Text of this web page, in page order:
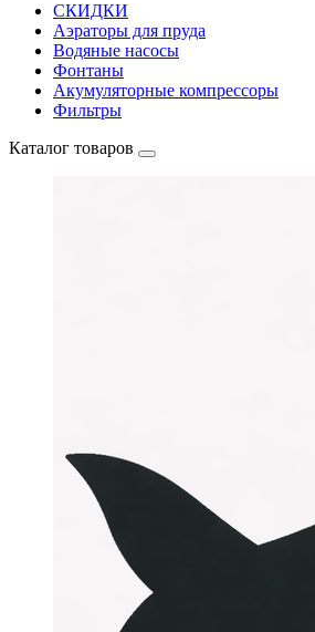
СКИДКИ
Аэраторы для пруда
Водяные насосы
Фонтаны
Акумуляторные компрессоры
Фильтры
Каталог товаров